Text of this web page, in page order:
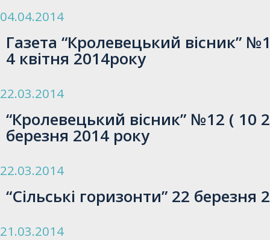
04.04.2014
Газета “Кролевецький вісник”
4 квітня 2014року
22.03.2014
“Кролевецький вісник” №12 ( 10
березня 2014 року
22.03.2014
“Сільські горизонти” 22 березня
21.03.2014